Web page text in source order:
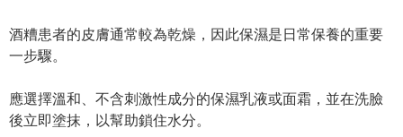
酒糟患者的皮膚通常較為乾燥，因此保濕是日常保養的重要
一步驟。
應選擇溫和、不含刺激性成分的保濕乳液或面霜，並在洗臉
後立即塗抹，以幫助鎖住水分。